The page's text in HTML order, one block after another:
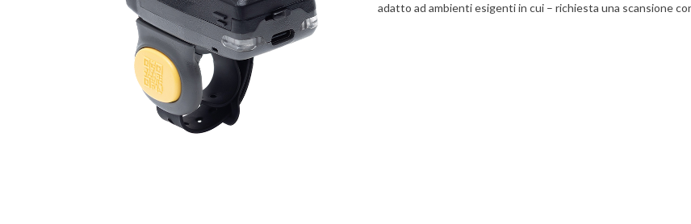
adatto ad ambienti esigenti in cui – richiesta una scansione